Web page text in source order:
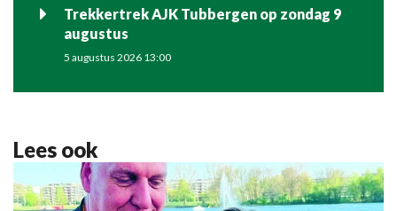
Trekkertrek AJK Tubbergen op zondag 9
augustus
5 augustus 2026 13:00
Lees ook